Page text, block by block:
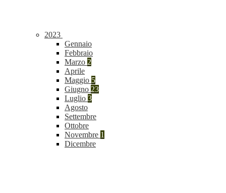
2023
Gennaio
Febbraio
Marzo 2
Aprile
Maggio 5
Giugno 23
Luglio 3
Agosto
Settembre
Ottobre
Novembre 1
Dicembre